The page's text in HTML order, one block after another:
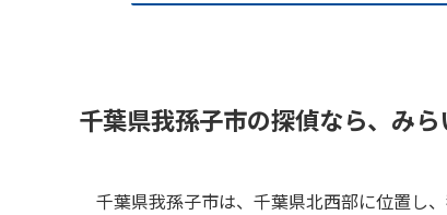
千葉県我孫子市の探偵なら、み
千葉県我孫子市は、千葉県北西部に位置し